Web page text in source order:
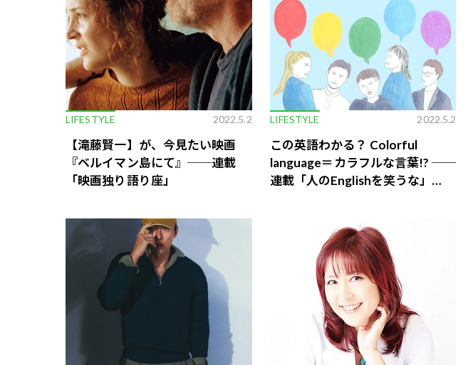
LIFESTYLE 2022.5.2
【滝藤賢一】が、今見たい映画
『ベルイマン島にて』──連載
「映画独り語り座」
LIFESTYLE 2022.5.2
この英語わかる？ Colorful
language＝カラフルな言葉!? ──
連載「人のEnglishを笑うな」